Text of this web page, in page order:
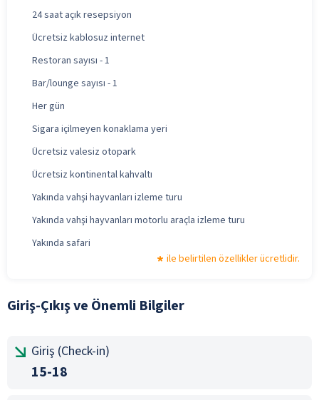
24 saat açık resepsiyon
Ücretsiz kablosuz internet
Restoran sayısı - 1
Bar/lounge sayısı - 1
Her gün
Sigara içilmeyen konaklama yeri
Ücretsiz valesiz otopark
Ücretsiz kontinental kahvaltı
Yakında vahşi hayvanları izleme turu
Yakında vahşi hayvanları motorlu araçla izleme turu
Yakında safari
ile belirtilen özellikler ücretlidir.
Giriş-Çıkış ve Önemli Bilgiler
Giriş (Check-in)
15-18